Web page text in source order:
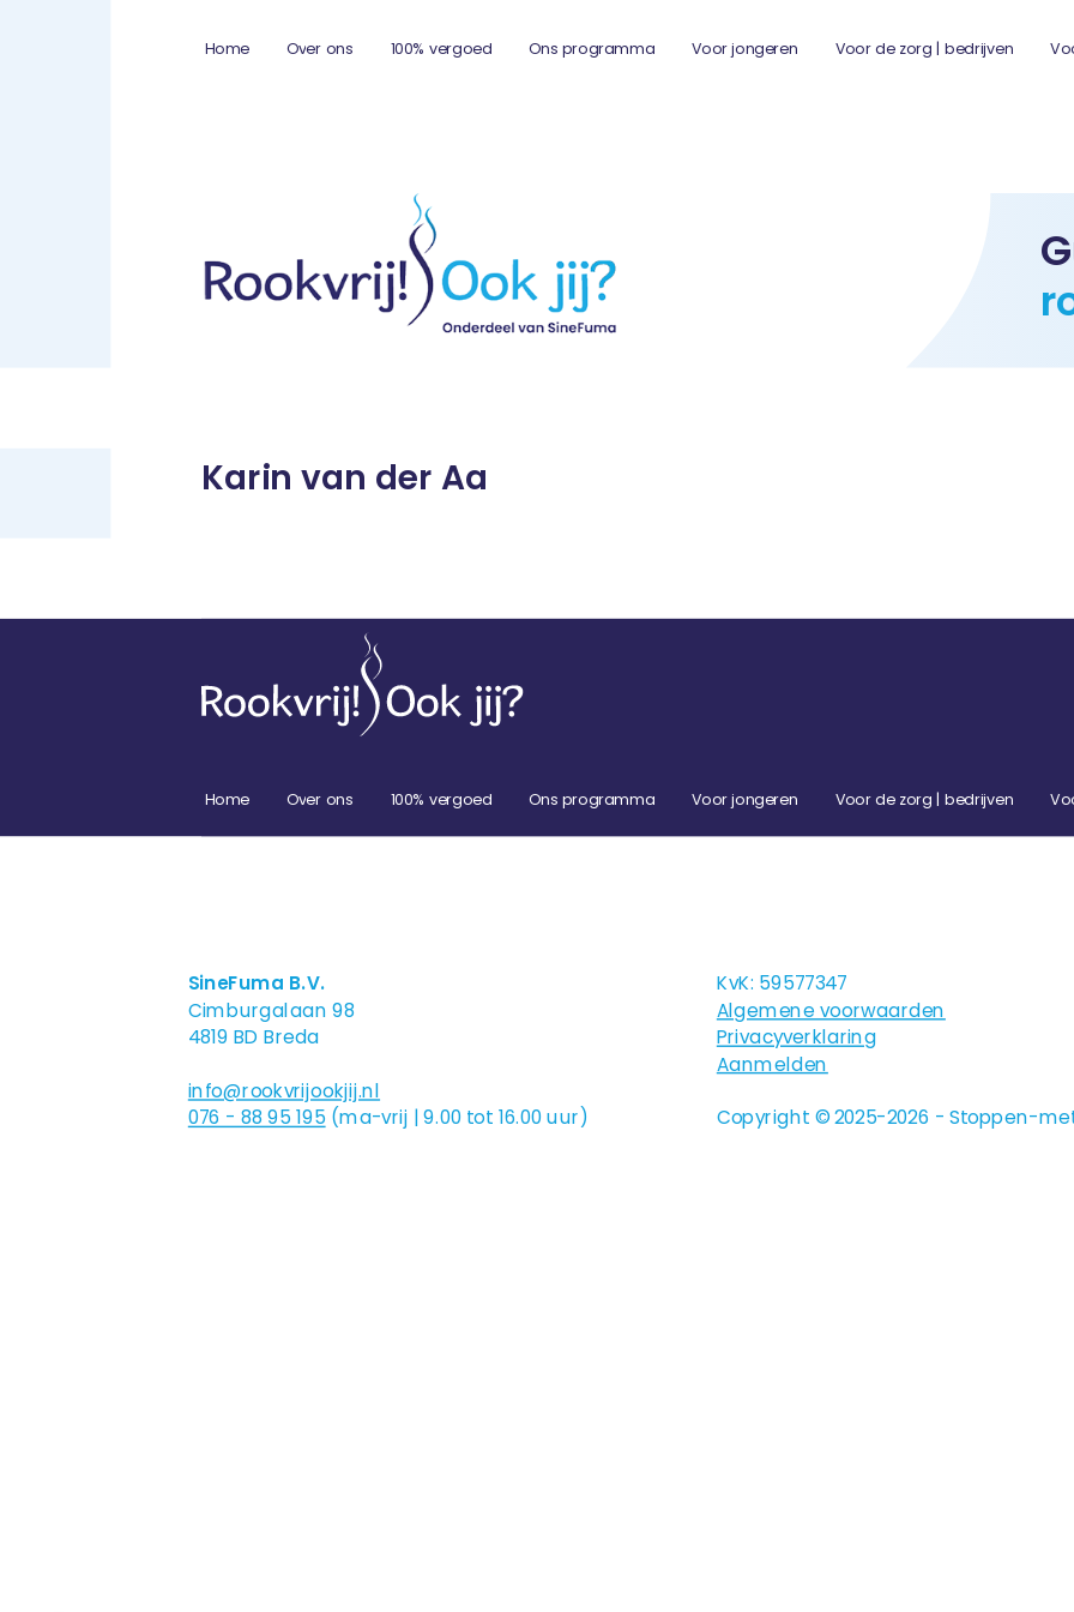
Home Over ons 100% vergoed Ons programma Voor jongeren Voor de zorg | bedrijven
Karin van der Aa
Home Over ons 100% vergoed Ons programma Voor jongeren Voor de zorg | bedrijven
SineFuma B.V.
Cimburgalaan 98
4819 BD Breda
info@rookvrijookjij.nl
076 - 88 95 195 (ma-vrij | 9.00 tot 16.00 uur)
KvK: 59577347
Algemene voorwaarden
Privacyverklaring
Aanmelden
Copyright © 2025-2026 - Stoppen-